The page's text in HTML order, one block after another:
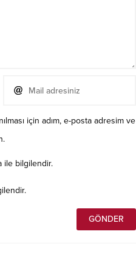
için adım, e-posta adresim ve
ile bilgilendir.